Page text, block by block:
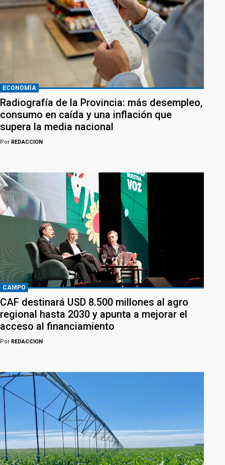
ECONOMÍA
Radiografía de la Provincia: más desempleo,
consumo en caída y una inflación que
supera la media nacional
Por REDACCION
CAMPO
CAF destinará USD 8.500 millones al agro
regional hasta 2030 y apunta a mejorar el
acceso al financiamiento
Por REDACCION